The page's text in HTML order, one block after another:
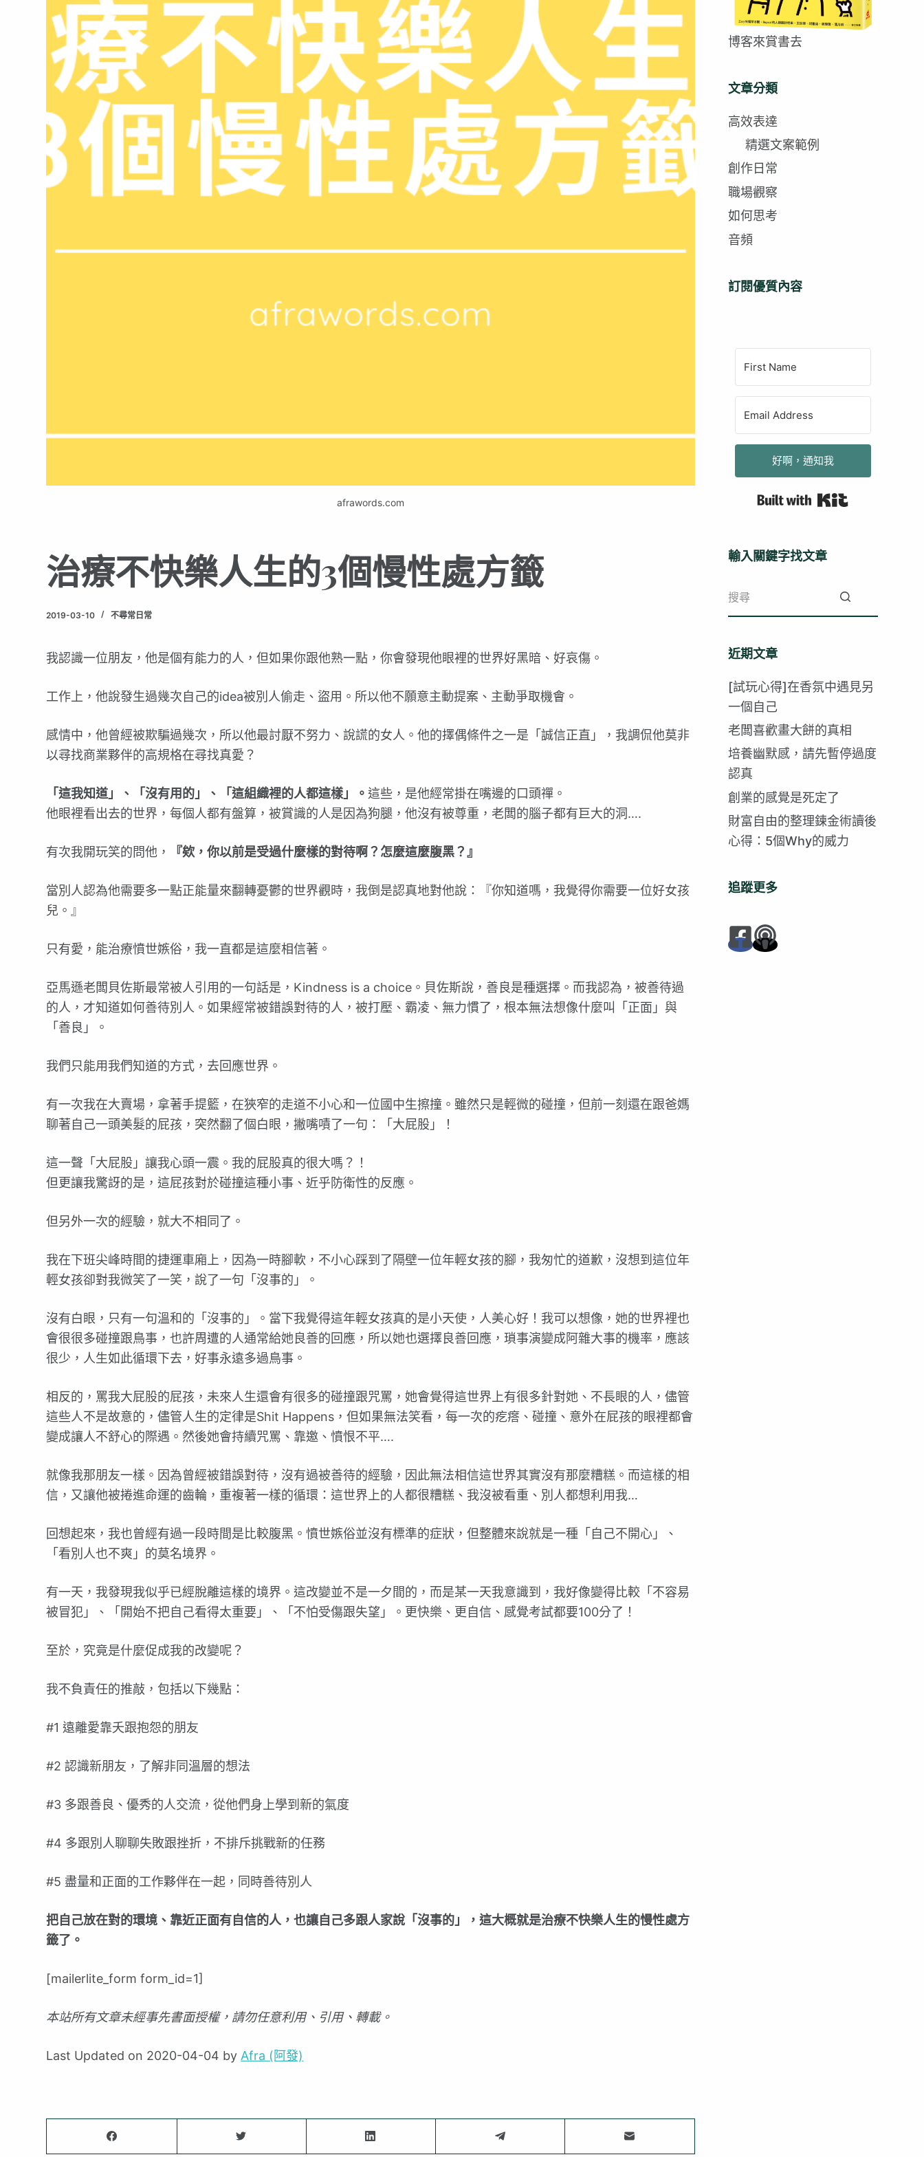
afrawords.com
治療不快樂人生的3個慢性處方籤
2019-03-10 不尋常日常
我認識一位朋友，他是個有能力的人，但如果你跟他熟一點，你會發現他眼裡的世界好黑暗、好哀傷。
工作上，他說發生過幾次自己的idea被別人偷走、盜用。所以他不願意主動提案、主動爭取機會。
感情中，他曾經被欺騙過幾次，所以他最討厭不努力、說謊的女人。他的擇偶條件之一是「誠信正直」，我調侃他莫非
以尋找商業夥伴的高規格在尋找真愛？
「這我知道」、「沒有用的」、「這組織裡的人都這樣」。這些，是他經常掛在嘴邊的口頭禪。
他眼裡看出去的世界，每個人都有盤算，被賞識的人是因為狗腿，他沒有被尊重，老闆的腦子都有巨大的洞….
有次我開玩笑的問他， 『欸，你以前是受過什麼樣的對待啊？怎麼這麼腹黑？』
當別人認為他需要多一點正能量來翻轉憂鬱的世界觀時，我倒是認真地對他說：『你知道嗎，我覺得你需要一位好女孩
兒。』
只有愛，能治療憤世嫉俗，我一直都是這麼相信著。
亞馬遜老闆貝佐斯最常被人引用的一句話是，Kindness is a choice。貝佐斯說，善良是種選擇。而我認為，被善待過
的人，才知道如何善待別人。如果經常被錯誤對待的人，被打壓、霸凌、無力慣了，根本無法想像什麼叫「正面」與
「善良」。
我們只能用我們知道的方式，去回應世界。
有一次我在大賣場，拿著手提籃，在狹窄的走道不小心和一位國中生擦撞。雖然只是輕微的碰撞，但前一刻還在跟爸媽
聊著自己一頭美髮的屁孩，突然翻了個白眼，撇嘴嘖了一句：「大屁股」！
這一聲「大屁股」讓我心頭一震。我的屁股真的很大嗎？！
但更讓我驚訝的是，這屁孩對於碰撞這種小事、近乎防衛性的反應。
但另外一次的經驗，就大不相同了。
我在下班尖峰時間的捷運車廂上，因為一時腳軟，不小心踩到了隔壁一位年輕女孩的腳，我匆忙的道歉，沒想到這位年
輕女孩卻對我微笑了一笑，說了一句「沒事的」。
沒有白眼，只有一句溫和的「沒事的」。當下我覺得這年輕女孩真的是小天使，人美心好！我可以想像，她的世界裡也
會很很多碰撞跟鳥事，也許周遭的人通常給她良善的回應，所以她也選擇良善回應，瑣事演變成阿雜大事的機率，應該
很少，人生如此循環下去，好事永遠多過鳥事。
相反的，罵我大屁股的屁孩，未來人生還會有很多的碰撞跟咒罵，她會覺得這世界上有很多針對她、不長眼的人，儘管
這些人不是故意的，儘管人生的定律是Shit Happens，但如果無法笑看，每一次的疙瘩、碰撞、意外在屁孩的眼裡都會
變成讓人不舒心的際遇。然後她會持續咒罵、靠邀、憤恨不平….
就像我那朋友一樣。因為曾經被錯誤對待，沒有過被善待的經驗，因此無法相信這世界其實沒有那麼糟糕。而這樣的相
信，又讓他被捲進命運的齒輪，重複著一樣的循環：這世界上的人都很糟糕、我沒被看重、別人都想利用我…
回想起來，我也曾經有過一段時間是比較腹黑。憤世嫉俗並沒有標準的症狀，但整體來說就是一種「自己不開心」、
「看別人也不爽」的莫名境界。
有一天，我發現我似乎已經脫離這樣的境界。這改變並不是一夕間的，而是某一天我意識到，我好像變得比較「不容易
被冒犯」、「開始不把自己看得太重要」、「不怕受傷跟失望」。更快樂、更自信、感覺考試都要100分了！
至於，究竟是什麼促成我的改變呢？
我不負責任的推敲，包括以下幾點：
#1 遠離愛靠夭跟抱怨的朋友
#2 認識新朋友，了解非同溫層的想法
#3 多跟善良、優秀的人交流，從他們身上學到新的氣度
#4 多跟別人聊聊失敗跟挫折，不排斥挑戰新的任務
#5 盡量和正面的工作夥伴在一起，同時善待別人
把自己放在對的環境、靠近正面有自信的人，也讓自己多跟人家說「沒事的」，這大概就是治療不快樂人生的慢性處方
籤了。
[mailerlite_form form_id=1]
本站所有文章未經事先書面授權，請勿任意利用、引用、轉載。
Last Updated on 2020-04-04 by Afra (阿發)
博客來賞書去
文章分類
高效表達
精選文案範例
創作日常
職場觀察
如何思考
音頻
訂閱優質內容
好啊，通知我
輸入關鍵字找文章
不
符
合
的
近期文章
[試玩心得]在香氛中遇見另
一個自己
老闆喜歡畫大餅的真相
培養幽默感，請先暫停過度
認真
創業的感覺是死定了
財富自由的整理鍊金術讀後
心得：5個Why的威力
追蹤更多